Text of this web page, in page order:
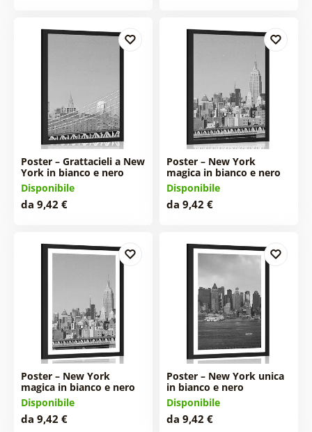
Poster – Grattacieli a New
York in bianco e nero
Disponibile
da 9,42 €
Poster – New York
magica in bianco e nero
Disponibile
da 9,42 €
Poster – New York
magica in bianco e nero
Disponibile
da 9,42 €
Poster – New York unica
in bianco e nero
Disponibile
da 9,42 €